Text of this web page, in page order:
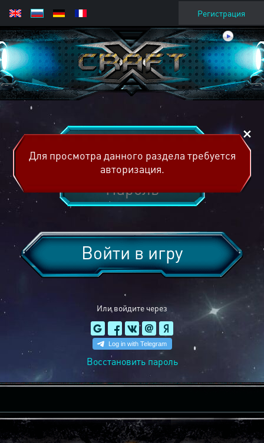
Регистрация
Или войдите через
Войти в игру
Восстановить пароль
Для просмотра данного раздела требуется
авторизация.